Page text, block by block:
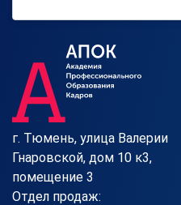
г. Тюмень, улица Валерии
Гнаровской, дом 10 к3,
помещение 3
Отдел продаж: